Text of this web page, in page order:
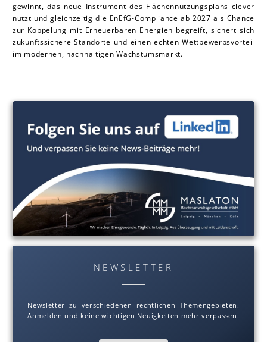
gewinnt, das neue Instrument des Flächennutzungsplans clever
nutzt und gleichzeitig die EnEfG-Compliance ab 2027 als Chance
zur Koppelung mit Erneuerbaren Energien begreift, sichert sich
zukunftssichere Standorte und einen echten Wettbewerbsvorteil
im modernen, nachhaltigen Wachstumsmarkt.
NEWSLETTER
Newsletter zu verschiedenen rechtlichen Themengebieten.
Anmelden und keine wichtigen Neuigkeiten mehr verpassen.